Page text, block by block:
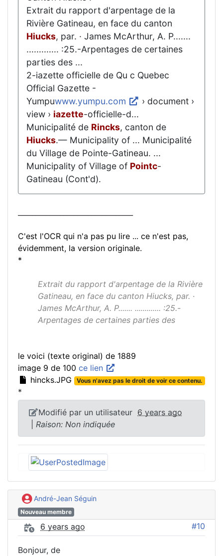
Extrait du rapport d'arpentage de la
Rivière Gatineau, en face du canton
Hiucks, par. · James McArthur, A. P.......
............. :25.-Arpentages de certaines
parties des ...
2-iazette officielle de Qu c Quebec
Official Gazette -
Yumpuwww.yumpu.com
› document ›
view › iazette-officielle-d...
Municipalité de Rincks, canton de
Hiucks.— Municipality of ... Municipalité
du Village de Pointe-Gatineau. ...
Municipality of Village of Pointc-
Gatineau (Cont'd).
C'est l'OCR qui n'a pas pu lire ... ce n'est pas,
évidemment, la version originale.
*
Extrait du rapport d'arpentage de la Rivière
Gatineau, en face du canton Hiucks, par. ·
James McArthur, A. P....... ............. :25.-
Arpentages de certaines parties des
le voici (texte original) de 1889
image 9 de 100 ce lien
hincks.JPG
Vous n'avez pas le droit de voir ce contenu.
*
Modifié par un utilisateur 6 years ago
Raison: Non indiquée
André-Jean Séguin
Nouveau membre
6 years ago #10
Bonjour, de